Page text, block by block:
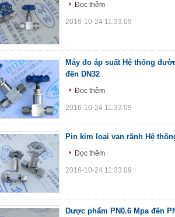
Đọc thêm
2016-10-24 11:33:09
Máy đo áp suất Hệ thống
đến DN32
Đọc thêm
2016-10-24 11:33:09
Pin kim loại van rãnh Hệ
Đọc thêm
2016-10-24 11:33:09
Dược phẩm PN0.6 Mpa đến